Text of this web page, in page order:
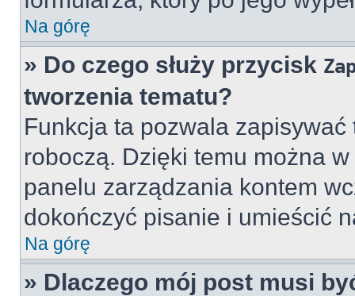
Na górę
» Do czego służy przycisk
tworzenia tematu?
Funkcja ta pozwala
roboczą. Dzięki temu można
panelu zarządzania kontem
dokończyć pisanie i umieścić
Na górę
» Dlaczego mój post musi